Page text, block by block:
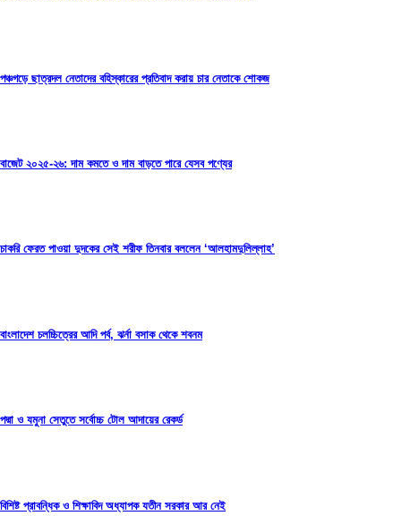
পঞ্চগড়ে ছাত্রদল নেতাদের বহিস্কারের প্রতিবাদ করায় চার নেতাকে শোকজ
বাজেট ২০২৫-২৬: দাম কমতে ও দাম বাড়তে পারে যেসব পণ্যের
চাকরি ফেরত পাওয়া দুদকের সেই শরীফ তিনবার বললেন ‘আলহামদুলিল্লাহ’
বাংলাদেশ চলচ্চিত্রের আদি পর্ব, ঝর্না বসাক থেকে শবনম
পদ্মা ও যমুনা সেতুতে সর্বোচ্চ টোল আদায়ের রেকর্ড
বিশিষ্ট প্রাবন্ধিক ও শিক্ষাবিদ অধ্যাপক যতীন সরকার আর নেই